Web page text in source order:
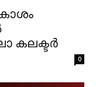
കലക്ടർ
0